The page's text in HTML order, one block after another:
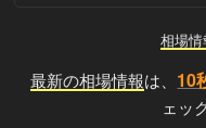
相場
最新の相場情報は、 10
ェッ